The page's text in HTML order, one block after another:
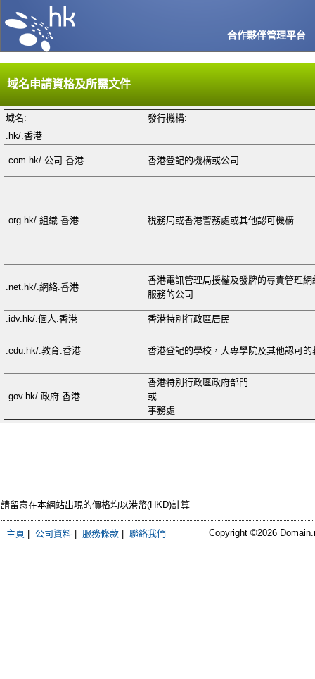
合作夥伴管理平台
域名申請資格及所需文件
域名:
發行機構:
.hk/.香港
.com.hk/.公司.香港 香港登記的機構或公司
.org.hk/.組織.香港 稅務局或香港警務處或其他認可機構
.net.hk/.網絡.香港
香港電訊管理局授權及發牌的專責管理
服務的公司
.idv.hk/.個人.香港 香港特別行政區居民
.edu.hk/.教育.香港 香港登記的學校，大專學院及其他認可的
.gov.hk/.政府.香港
香港特別行政區政府部門
或
事務處
請留意在本網站出現的價格均以港幣(HKD)計算
主頁 公司資料 服務條款 聯絡我們 Copyright ©2026